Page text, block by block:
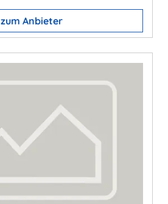
zum Anbieter